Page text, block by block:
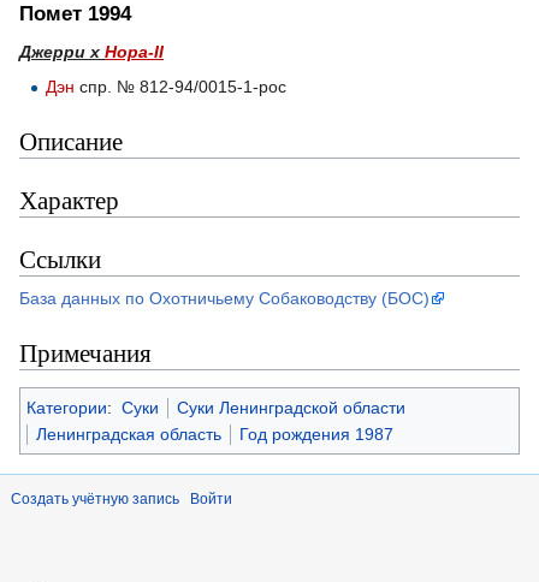
Помет 1994
Джерри х Нора-II
Дэн спр. № 812-94/0015-1-рос
Описание
Характер
Ссылки
База данных по Охотничьему Собаководству (БОС)
Примечания
Категории: Суки
Суки Ленинградской области
Ленинградская область
Год рождения 1987
Создать учётную запись Войти